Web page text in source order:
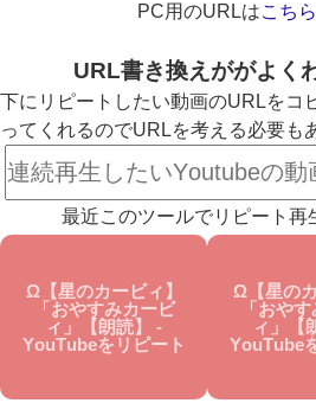
PC用のURLはこち
URL書き換えががよく
下にリピートしたい動画のURLをコ
ってくれるのでURLを考える必要も
最近このツールでリピート再
Ω【星のカービィ】
「おやすみカービ
ィ」【朗読】 -
YouTubeをリピート
Ω【星のカ
「おや
ィ」【
YouTube